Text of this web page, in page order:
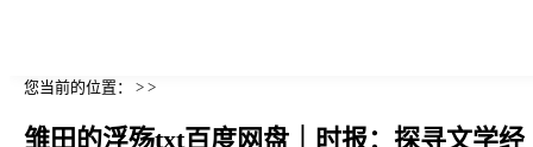
您当前的位置： > >
雏田的浮殇txt百度网盘｜时报：探寻文学经